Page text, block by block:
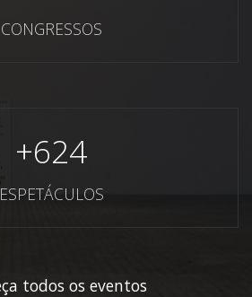
CONGRESSOS
+624
ESPETÁCULOS
todos os eventos